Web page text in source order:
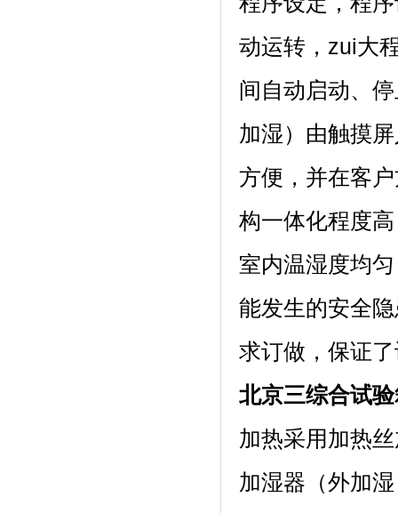
动运转，zui
间自动启动、停
加湿）由触摸屏
方便，并在客
构一体化程度高
室内温湿度均匀
能发生的安全隐
求订做，保证
北京三综合试验
加热采用加热丝
加湿器（外加湿